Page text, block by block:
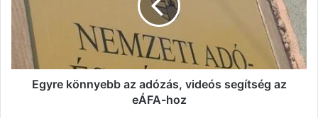
videós
segítség
eÁFA-
hoz
Egyre könnyebb az adózás, videós segítség az
eÁFA-hoz